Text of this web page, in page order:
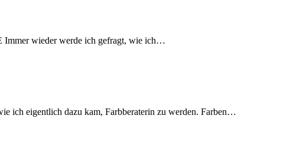
Immer wieder werde ich gefragt, wie ich…
ich eigentlich dazu kam, Farbberaterin zu werden. Farben…